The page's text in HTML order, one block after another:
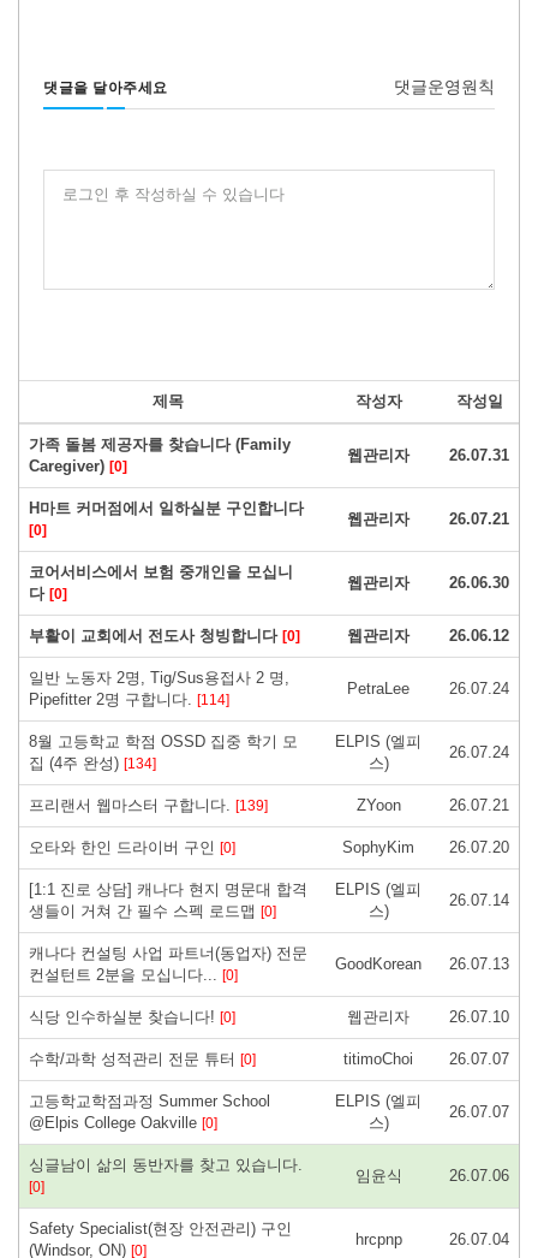
댓글을 달아주세요 댓글운영원칙
로그인 후 작성하실 수 있습니다
제목 작성자 작성일
가족 돌봄 제공자를 찾습니다 (Family
Caregiver) [0]
웹관리자 26.07.31
H마트 커머점에서 일하실분 구인합니다
[0]
웹관리자 26.07.21
코어서비스에서 보험 중개인을 모십니
다 [0]
웹관리자 26.06.30
부활이 교회에서 전도사 청빙합니다 [0] 웹관리자 26.06.12
일반 노동자 2명, Tig/Sus용접사 2 명,
Pipefitter 2명 구합니다. [114]
PetraLee 26.07.24
8월 고등학교 학점 OSSD 집중 학기 모
집 (4주 완성) [134]
ELPIS (엘피
스)
26.07.24
프리랜서 웹마스터 구합니다. [139] ZYoon 26.07.21
오타와 한인 드라이버 구인 [0] SophyKim 26.07.20
[1:1 진로 상담] 캐나다 현지 명문대 합격
생들이 거쳐 간 필수 스펙 로드맵 [0]
ELPIS (엘피
스)
26.07.14
캐나다 컨설팅 사업 파트너(동업자) 전문
컨설턴트 2분을 모십니다... [0]
GoodKorean 26.07.13
식당 인수하실분 찾습니다! [0] 웹관리자 26.07.10
수학/과학 성적관리 전문 튜터 [0] titimoChoi 26.07.07
고등학교학점과정 Summer School
@Elpis College Oakville [0]
ELPIS (엘피
스)
26.07.07
싱글남이 삶의 동반자를 찾고 있습니다.
[0]
임윤식 26.07.06
Safety Specialist(현장 안전관리) 구인
(Windsor, ON) [0]
hrcpnp 26.07.04